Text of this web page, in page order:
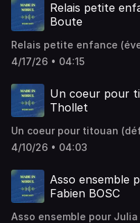
Relais petite
Boute
Relais petite enfance
4/17/26 • 04:15
Un coeur pour
Thollet
Un coeur pour titouan
4/10/26 • 04:03
Asso ensemble
Fabien BOSC
Asso ensemble pour